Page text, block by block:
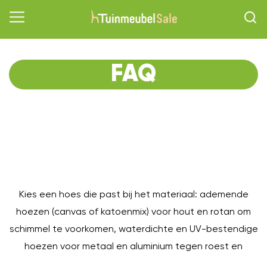
FAQ
Kies een hoes die past bij het materiaal: ademende
hoezen (canvas of katoenmix) voor hout en rotan om
schimmel te voorkomen, waterdichte en UV-bestendige
hoezen voor metaal en aluminium tegen roest en